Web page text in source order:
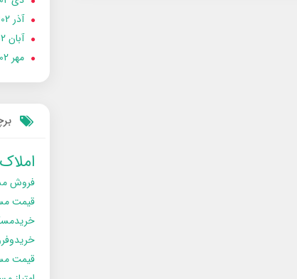
آذر 1402
آبان 1402
مهر 1402
فروش
قیمت
قیمت